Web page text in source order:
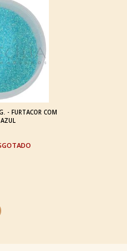
- FURTACOR COM
AZUL